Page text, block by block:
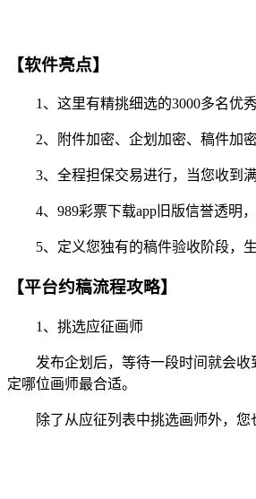
【软件亮点】
1、这里有精挑细选的3000多名优秀
2、附件加密、企划加密、稿件加密
3、全程担保交易进行，当您收到满
4、989彩票下载app旧版信誉透明，
5、定义您独有的稿件验收阶段，生
【平台约稿流程攻略】
1、挑选应征画师
发布企划后，等待一段时间就会收
定哪位画师最合适。
除了从应征列表中挑选画师外，您